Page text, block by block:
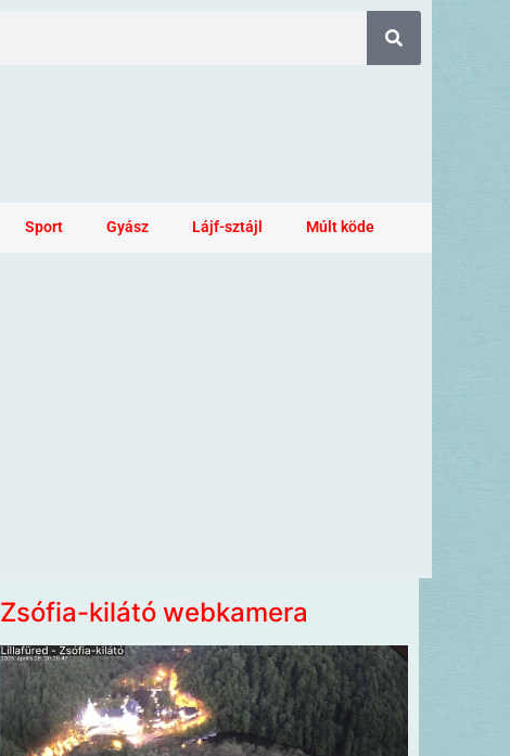
Sport Gyász Lájf-sztájl Múlt köde
Zsófia-kilátó webkamera